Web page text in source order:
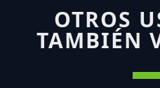
OTROS
TAMBIÉN